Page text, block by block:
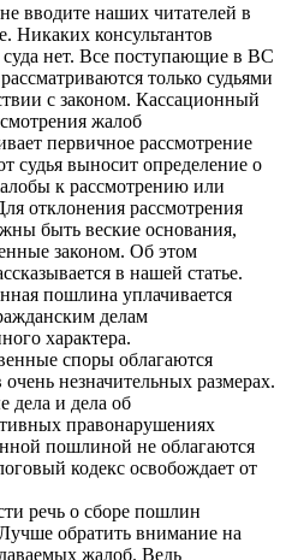
вводите наших читателей в
Никаких консультантов
нет. Все поступающие в ВС
только судьями
с законом. Кассационный
жалоб
первичное рассмотрение
судья выносит определение о
к рассмотрению или
отклонения рассмотрения
быть веские основания,
законом. Об этом
в нашей статье.
пошлина уплачивается
делам
характера.
споры облагаются
незначительных размерах.
дела и дела об
правонарушениях
пошлиной не облагаются
кодекс освобождает от
речь о сборе пошлин
обратить внимание на
жалоб. Ведь